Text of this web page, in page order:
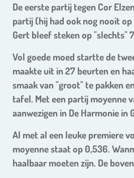
De eerste partij tegen Cor
partij (hij had ook nog nooit
Gert bleef steken op "slechts"
Vol goede moed startte de
maakte uit in 27 beurten en
smaak van "groot" te pakken
tafel. Met een partij moyenne
aanwezigen in De Harmonie in
Al met al een leuke premiere
moyenne staat op 0,536.
haalbaar moeten zijn. De